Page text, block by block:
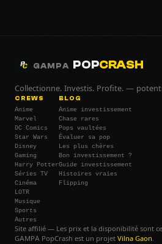
GAMPA POPCRASH
Collectionne. Investis. Profite. —
CREWS
Anime
Marvel
DC Comics
Star Wars
Disney
Gaming
Harry Potter
Séries TV
Cinéma
LOTR
Musique
Sports
Autres
BLOG
Anime investissement
Chase rares
Pops vaultées
Évaluer sa pop
Les plus chères
Bon investissement ?
Guide investissement
Histoires vraies
Flipping
Site affilié — Les prix et la disponibilité sont
GAMPA PopCrash est un projet Vilna Gaon.